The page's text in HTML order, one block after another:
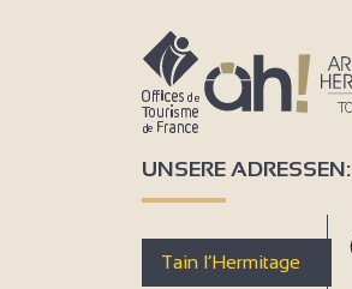
UNSERE ADRESSEN:
Tain l’Hermitage